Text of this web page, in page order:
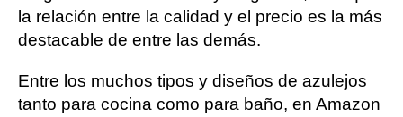
la relación entre la calidad y el precio es la más
destacable de entre las demás.
Entre los muchos tipos y diseños de azulejos
tanto para cocina como para baño, en Amazon